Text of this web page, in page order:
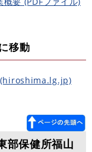
移動
(hiroshima.lg.jp)
部保健所福山